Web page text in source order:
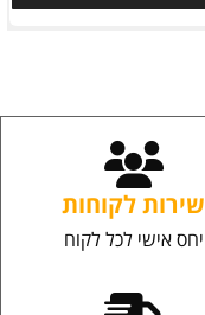
שירות לקוחות
יחס אישי לכל לקוח